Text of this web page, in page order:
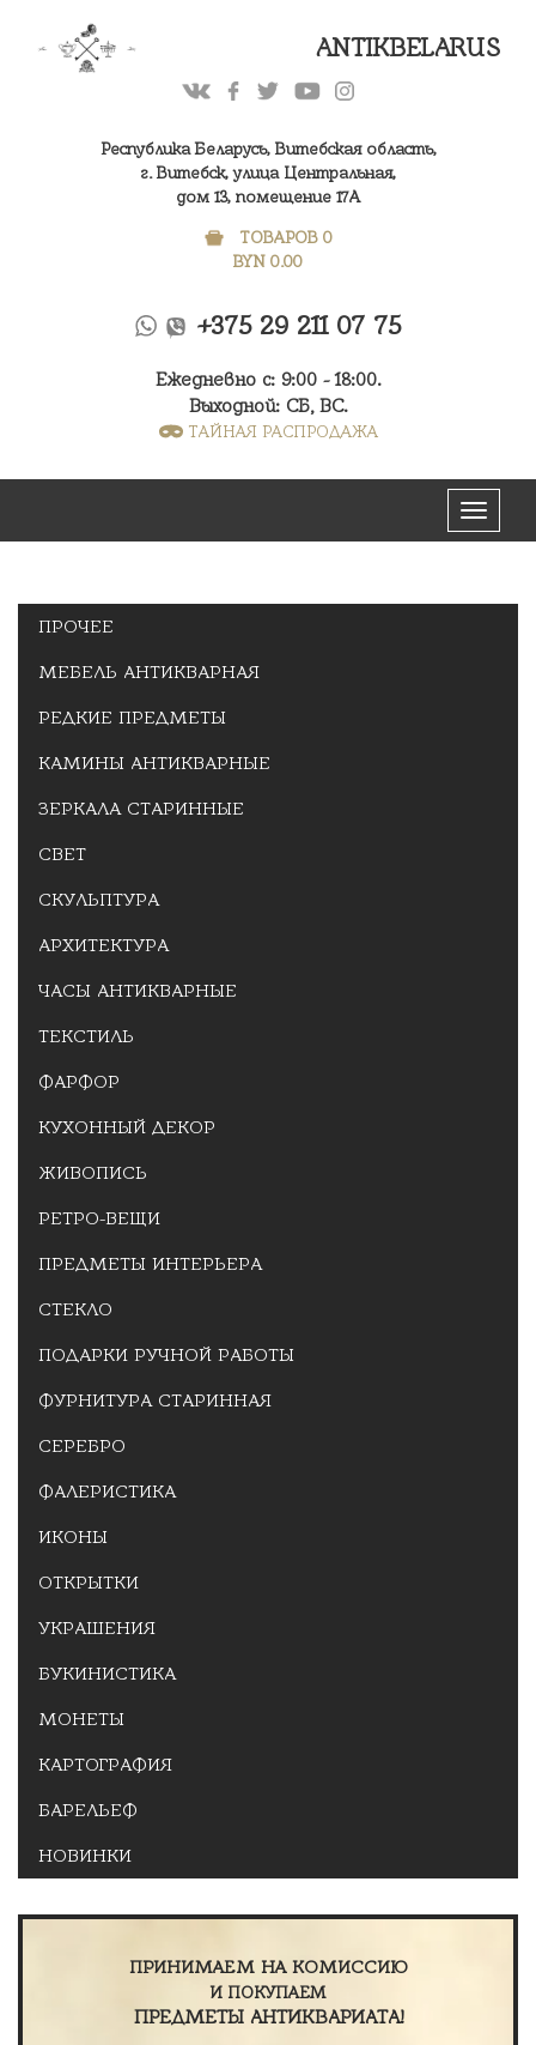
Республика Беларусь, Витебская область,
г. Витебск, улица Центральная,
дом 13, помещение 17А
ANTIKBELARUS
ТОВАРОВ 0
BYN 0.00
+375 29 211 07 75
Ежедневно с: 9:00 - 18:00.
Выходной: СБ, ВС.
ТАЙНАЯ РАСПРОДАЖА
Меню
ПРОЧЕЕ
МЕБЕЛЬ АНТИКВАРНАЯ
РЕДКИЕ ПРЕДМЕТЫ
КАМИНЫ АНТИКВАРНЫЕ
ЗЕРКАЛА СТАРИННЫЕ
СВЕТ
СКУЛЬПТУРА
АРХИТЕКТУРА
ЧАСЫ АНТИКВАРНЫЕ
ТЕКСТИЛЬ
ФАРФОР
КУХОННЫЙ ДЕКОР
ЖИВОПИСЬ
РЕТРО-ВЕЩИ
ПРЕДМЕТЫ ИНТЕРЬЕРА
СТЕКЛО
ПОДАРКИ РУЧНОЙ РАБОТЫ
ФУРНИТУРА СТАРИННАЯ
СЕРЕБРО
ФАЛЕРИСТИКА
ИКОНЫ
ОТКРЫТКИ
УКРАШЕНИЯ
БУКИНИСТИКА
МОНЕТЫ
КАРТОГРАФИЯ
БАРЕЛЬЕФ
НОВИНКИ
ПРИНИМАЕМ НА КОМИССИЮ
И ПОКУПАЕМ
ПРЕДМЕТЫ АНТИКВАРИАТА!